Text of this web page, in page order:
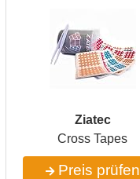
Ziatec
Cross Tapes
Preis prüfen